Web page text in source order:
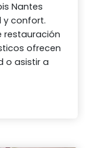
Nantes
y confort.
restauración
ofrecen
o asistir a